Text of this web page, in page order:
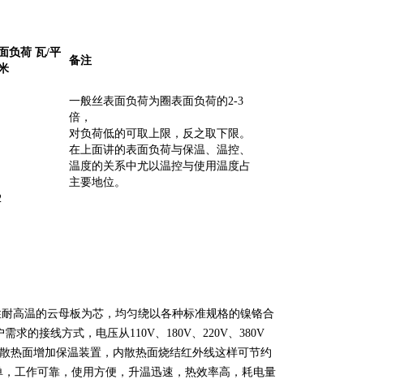
负荷 瓦/平
备注
一般丝表面负荷为圈表面负荷的2-3
倍，
对负荷低的可取上限，反之取下限。
在上面讲的表面负荷与保温、温控、
温度的关系中尤以温控与使用温度占
主要地位。
高温的云母板为芯，均匀绕以各种标准规格的镍铬合
求的接线方式，电压从110V、180V、220V、380V
热面增加保温装置，内散热面烧结红外线这样可节约
工作可靠，使用方便，升温迅速，热效率高，耗电量